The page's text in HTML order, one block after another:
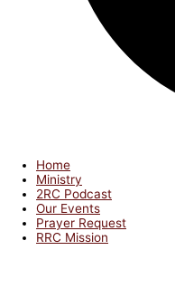
Home
Ministry
2RC Podcast
Our Events
Prayer Request
RRC Mission